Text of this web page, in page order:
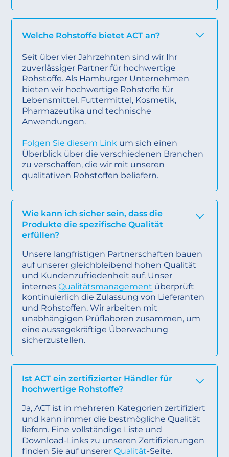
Welche Rohstoffe bietet ACT an?
Seit über vier Jahrzehnten sind wir Ihr
zuverlässiger Partner für hochwertige
Rohstoffe. Als Hamburger Unternehmen
bieten wir hochwertige Rohstoffe für
Lebensmittel, Futtermittel, Kosmetik,
Pharmazeutika und technische
Anwendungen.
Folgen Sie diesem Link um sich einen
Überblick über die verschiedenen Branchen
zu verschaffen, die wir mit unseren
qualitativen Rohstoffen beliefern.
Wie kann ich sicher sein, dass die
Produkte die spezifische Qualität
erfüllen?
Unsere langfristigen Partnerschaften bauen
auf unserer gleichbleibend hohen Qualität
und Kundenzufriedenheit auf. Unser
internesQualitätsmanagement überprüft
kontinuierlich die Zulassung von Lieferanten
und Rohstoffen. Wir arbeiten mit
unabhängigen Prüflaboren zusammen, um
eine aussagekräftige Überwachung
sicherzustellen.
Ist ACT ein zertifizierter Händler für
hochwertige Rohstoffe?
Ja, ACT ist in mehreren Kategorien zertifiziert
und kann immer die bestmögliche Qualität
liefern. Eine vollständige Liste und
Download-Links zu unseren Zertifizierungen
finden Sie auf unsererQualität-Seite.